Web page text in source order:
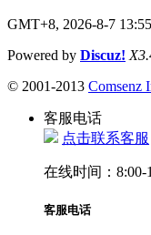
GMT+8, 2026-8-7 13:55
Powered by Discuz!
© 2001-2013 Comsenz
客服电话
点击联系客服
在线时间：8:00-
客服电话